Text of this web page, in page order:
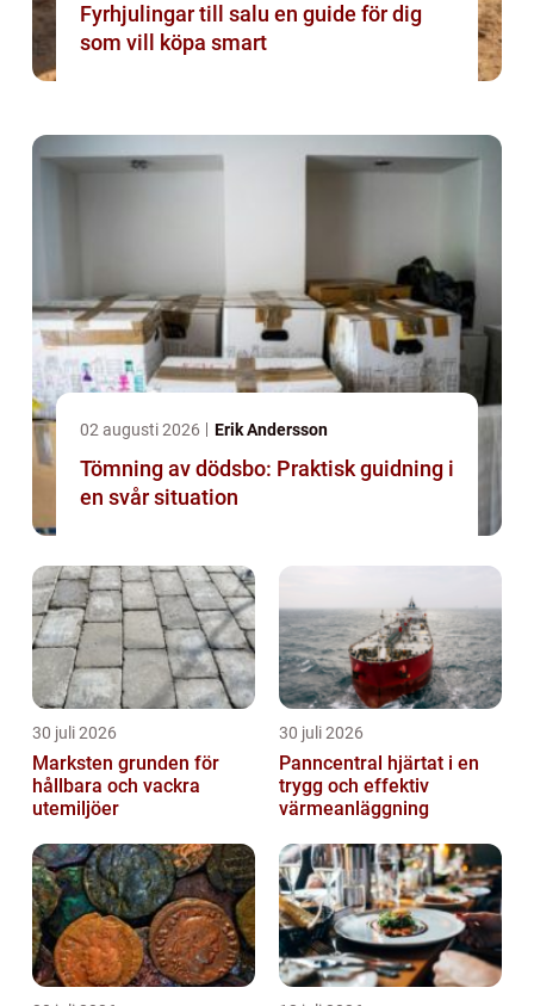
Fyrhjulingar till salu en guide för dig
som vill köpa smart
02 augusti 2026 Erik Andersson
Tömning av dödsbo: Praktisk guidning i
en svår situation
30 juli 2026
Marksten grunden för
hållbara och vackra
utemiljöer
30 juli 2026
Panncentral hjärtat i en
trygg och effektiv
värmeanläggning